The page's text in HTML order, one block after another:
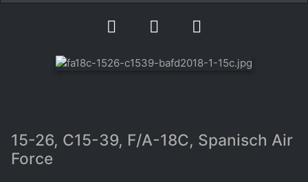
15-26, C15-39, F/A-18C, Spanisch Air
Force